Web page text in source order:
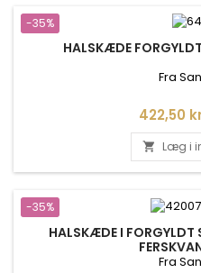
-35%
HALSKÆDE
Fra
Pris
422,50
 Læg i
-35%
HALSKÆDE I
Fra